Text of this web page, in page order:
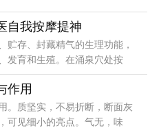
自我按摩提神
贮存、封藏精气的生理功能，
发育和生殖。在涌泉穴处按
作用，能使肾脏产生良好的效
物神经系统，提神醒脑。
作用
。质坚实，不易折断，断面灰
可见细小的亮点。气无，味